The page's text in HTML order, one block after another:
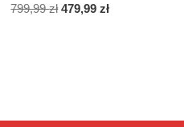
799,99zł 479,99zł